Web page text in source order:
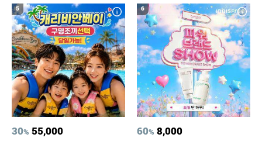
5
30% 55,000
6
60% 8,000